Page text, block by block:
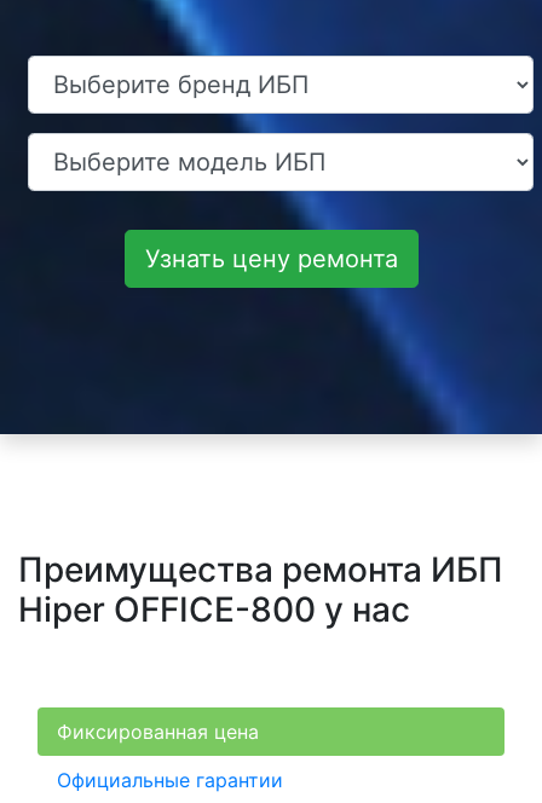
Узнать цену ремонта
Преимущества ремонта ИБП
Hiper OFFICE-800 у нас
Фиксированная цена
Официальные гарантии